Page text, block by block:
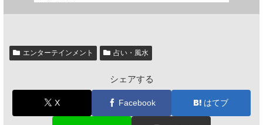
エンターテインメント 占い・風水
シェアする
X Facebook はてブ